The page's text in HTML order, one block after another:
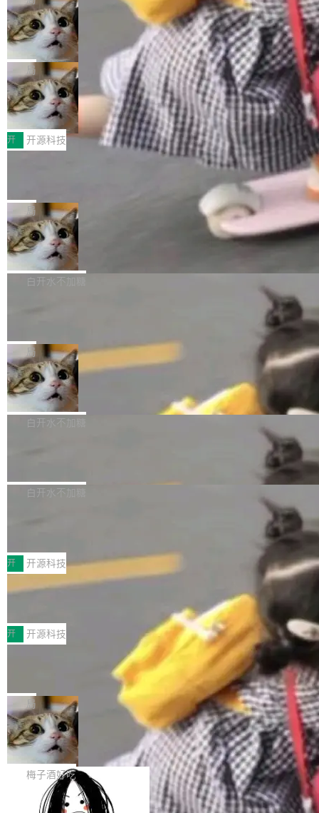
现实 过去两年，CIO们的焦虑清单上多了两项：
一是如何让大模型和智能体应用安全地从PoC走
向生产，二是如何让测试团队跟得上AI应用...
设置，如果用布尔值 + 可空字段来表示——bool
ean 表示是否可切换，nullable 的默认模式、浅
色方案、深色方案——会产生大量无意义的组
合。方案缺了、配置冲突了、全 null 了。要知道
哪些组合有效，作者说，你得靠"文档、校验、或
者部落知识"。 换个写法。Rust 的 enum，两个
变体：Switchable...
个"AI 知识库 + 聊天机器人"——每个大厂都在
做，没什么新鲜的。 但 Kenton Varda 在 Twitte
r 上把事情说清楚了： 今天我们发布了 Cloudfla
re OS，一个带连接器的聊天机器人，跟其他所
有科技公司做的一样。只不过，实际上它不一
样。这是 Sandstorm.io 的重制版，我十年前的
那个创业公司。不同的是，这次它构建在 Cloudf
lare Workers 上——我花了九年时间搭建的平台
——并且深度集成了 AI。这基本上是我十年秘密
Deno 团队开源 Celld，可自托管的分
布式 Durable Objects
Ryan Dahl 领导的 Deno 团队推出了最新开源项
目 Celld，一个能在自己机器上运行 Cloudflare
Workers 和 Durable Objects 的守护进程。 设
计思路很直接：每个对象是一个独立的 SQLite
数据库，按名称寻址，复制到你自己的 S3 兼容
存储库里。节点之间只通过这个存储库协调——
没有控制平面，没有共识协议。每个对象自带一
个小型数据库，应用天然按分片构建，单个数据
库的竞争和爆炸半径问题在设计层面就被消除
了。 闲置的 cell 会休眠到几乎不占资源。当 cel
l 迁移或唤醒时，新宿主从 S3 恢复 SQLite 数据
库继续执行。存储库是持久化的唯一真相...
局
鲁大师7月新机性能/流畅/AI榜：vivo夺
性能、流畅双第一，三星Galaxy Z系列
新折叠缺席
2026年7月的手机市场，由于存储等硬件成本暴
增，手机厂商的日子也不好过啊，新机速度明显
放缓，因此硝烟味淡了许多。新机参数规格除开
高价的三星折叠（三星Galaxy Z Fold8 Ultra / Z
Fold8 / Z Flip8）外，其余要么是中低端机器，
例如iQOO Z11i、REDMI Note 17、REDMI No
te 17 Pro、OPPO K15，要么是vivo X300 E这
样的次旗舰。 Galaxy Z Fold8 Ultra / Z Fold8 /
Z Flip8三款折叠屏新机均在7月22日发布，且全
部搭载骁龙8 Elite Gen5 for Galaxy，它们本该
开 开源科技
Zed 编辑器团队发布了新项目——DeltaDB，一
个在 git commit 之间记录每一次编辑操作的版
本控制系统。目前处于 Early Access 阶段。 De
ltaDB 的核心思路直接写在 landing page 最显
眼的位置：「Software is made between com
mits」——软件是在 commit 之间写出来的。git
是把这段空隙补上。 回退到任何一次编辑：Delt
aDB 捕获 commit 之间的每一次操作，...
局
SpaceXAI 单季资本开支达 183 亿美元
根据风险投资人Tomer Tunguz 博客（VC 分
析）披露的最新分析与第二季度业绩报告，Spac
微软同期总资本开支的四成。 与亚马逊、Alpha
bet、微软以及 Meta 等传统科技巨头相比，Spa
ceXAI的资金消耗速度尤为引人瞩目。然而，支
撑庞大支出的资金来源却呈现出截然不同的面
貌。数据显示，微软和 Meta 主要依托充沛的经
白开水不加糖
一个在终端里运行的编程 agent；Muse Spark
1.2，驱动这个 agent 的新模型。一句话概括：
你可以用 curl -fsSL https://dev.meta.ai/install.
sh | bash 安装一个能在大项目里自动规划、写
代码、验证结果的 AI 终端工具。 据介绍，Muse
个主 agent 循环，外加一组后台 agent。这些后
局
美团开源 LoHoSearch，用知识图谱校
准 AI 能力认知
机器出题的前提，是让机器拥有全局视野。整个
构建流程可以分为四个环节：建图 → 控制难度
白开水不加糖
库，并将作为transport接入Mooncake TENT。
MPComm将作为一种传输引擎接入Mooncake T
ENT，实现零拷贝传输性能提升30%、非零拷贝
传输性能最高提升5倍。UCL-MPComm底层基
于自研UCL-Engine通信引擎，后续腾讯网平将
持续开源更多基于UCL-Engine的高性能通信组
件。 腾讯网平团队在UCL-MPComm中实现了一
个独立于业务线程的全局通信引擎（Engine），
白开水不加糖
型案例入选名单》，深信服“面向企业研发场景的
开源 AI 编程平台 CoStrict 应用”凭借卓越的技术
创新与落地成效成功入选。 全链路私有化部署，
助力企业AI研发安全落地 当前，越来越多企业已
经开始引入 AI Coding 工具，通过调用公有云模
型或企业内部部署模型提升研发效率。但随着 AI
Coding 从个人辅助工具逐步走向团队级、组织
级应用，企业在规模化落地过程中，对安全性、
可控性和代码质量提出了更高要求。 首先是数据
安全与合规要求。对于大多数普通研发场景，公
有云模型能够满足快速试用和效率提升的需求。
但对于金融、能源、医疗等对数据安全要求较...
开 开源科技
深信服AI算力网关入选工信部人工智能
前不久，工业和信息化部正式发布《2025年人工
智能应用典型案例名单》，集中展示人工智能在
各领域的应用成果，覆盖技术底座、行业赋能、
产品应用、支撑保障、专题等五大方向。深信服
AI算力网关（AI创新平台）成功入选！ 随着各行
各业的Agent走向规模化建设，算力构成形态逐
渐丰富，用户关注的重点也在发生变化：不只是
让AI用起来，还要进一步看清混合算力时代下，
Token花在哪里、算力是否被充分利用，以及持
续增长的AI成本该如何优化。 深信服AI算力网关
正是围绕这些实际问题，从Token治理和成本治
理两个方面，让用户的每一份算力都看得清、管
开 开源科技
Jeff Dean 离开 Google：一个时代的结
束，一个实验室的开始
Google 员工编号 20。MapReduce 作者之一。
Bigtable 作者之一。TensorFlow 的作者之一。
Gemini 的架构师。Google 首席科学家。 Jeff D
ean 在 Google 工作了 27 年后，宣布离职。 他
不是一个人走。一同离开的还有 Sanjay Ghema
wat（Google 员工编号 23，Jeff Dean 二十多
年的编程搭档，MapReduce 和 Bigtable 的共同
作者）、Quoc Le（Google 大脑核心成员，Se
局
🔥 SolonCode v2026.8.4 发布：界面
字体可调、22 种语言、记忆搜索增强
打开终端就能上岗的全中文编码智能体，这一轮
把「看得清、用母语、记得住」三件事一次补
齐。 SolonCode 是什么 SolonCode 是杭州无
耳科技研发的企业级终端编码智能体——一位全
梅子酒好吃
让“代码语义理解”深度释放AI Coding